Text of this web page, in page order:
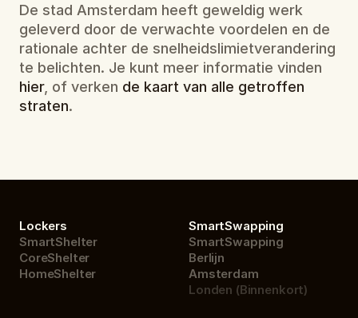
De stad Amsterdam heeft geweldig werk
geleverd door de verwachte voordelen en de
rationale achter de snelheidslimietverandering
hier, of verken de kaart van alle getroffen
straten.
Lockers
SmartShelter
CoreShelter
HomeShelter
SmartSwapping
SmartSwapping
Berlijn
Amsterdam
Londen (Binnenkort)